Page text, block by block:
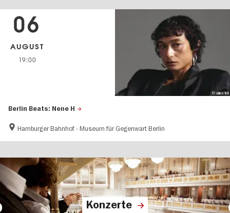
Berlin Beats: Nene H
Hamburger Bahnhof - Museum für Gegenwart Berlin
06
AUGUST
19:00
© Julien Tell
Konzerte